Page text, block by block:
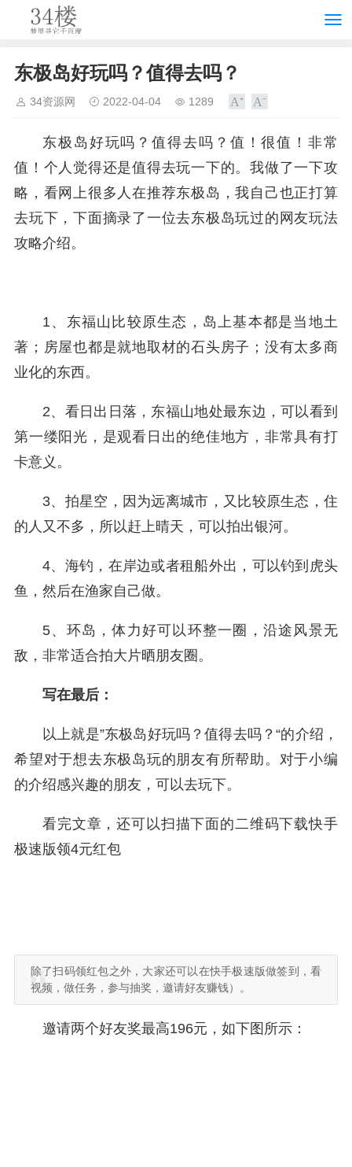
东极岛好玩吗？值得去吗？
34资源网 2022-04-04 1289
东极岛好玩吗？值得去吗？值！很值！非常
值！个人觉得还是值得去玩一下的。我做了一下攻
略，看网上很多人在推荐东极岛，我自己也正打算
去玩下，下面摘录了一位去东极岛玩过的网友玩法
攻略介绍。
1、东福山比较原生态，岛上基本都是当地土
著；房屋也都是就地取材的石头房子；没有太多商
业化的东西。
2、看日出日落，东福山地处最东边，可以看到
第一缕阳光，是观看日出的绝佳地方，非常具有打
卡意义。
3、拍星空，因为远离城市，又比较原生态，住
的人又不多，所以赶上晴天，可以拍出银河。
4、海钓，在岸边或者租船外出，可以钓到虎头
鱼，然后在渔家自己做。
5、环岛，体力好可以环整一圈，沿途风景无
敌，非常适合拍大片晒朋友圈。
写在最后：
以上就是”东极岛好玩吗？值得去吗？“的介绍，
希望对于想去东极岛玩的朋友有所帮助。对于小编
的介绍感兴趣的朋友，可以去玩下。
看完文章，还可以扫描下面的二维码下载快手
极速版领4元红包
除了扫码领红包之外，大家还可以在快手极速版做签到，看
视频，做任务，参与抽奖，邀请好友赚钱）。
邀请两个好友奖最高196元，如下图所示：